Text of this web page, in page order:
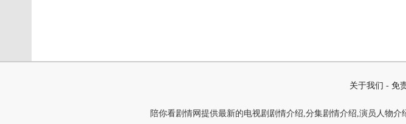
关于我们 - 免
陪你看剧情网提供最新的电视剧剧情介绍,分集剧情介绍,演员人物